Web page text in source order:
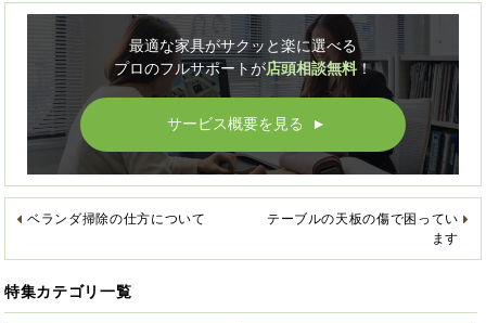
最適な家具がサクッと楽に選べる
プロのフルサポートが店頭相談無料！
サービス概要を見る ▲
テーブルの天板の傷で困ってい
ます
ベランダ掃除の仕方について
特集カテゴリ一覧